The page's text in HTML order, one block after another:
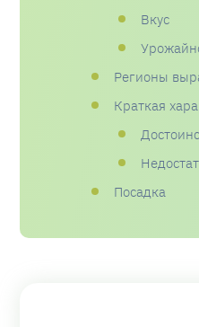
Вкус
Регионы
Краткая
Посадка